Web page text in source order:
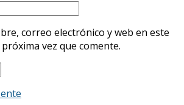
correo electrónico y web en este
vez que comente.